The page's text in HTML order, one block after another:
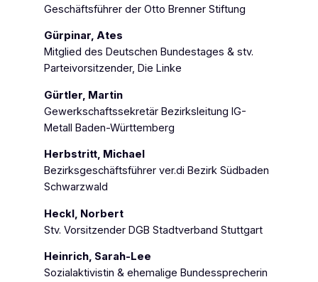
Geschäftsführer der Otto Brenner Stiftung
Gürpinar, Ates
Mitglied des Deutschen Bundestages & stv.
Parteivorsitzender, Die Linke
Gürtler, Martin
Gewerkschaftssekretär Bezirksleitung IG-
Metall Baden-Württemberg
Herbstritt, Michael
Bezirksgeschäftsführer ver.di Bezirk Südbaden
Schwarzwald
Heckl, Norbert
Stv. Vorsitzender DGB Stadtverband Stuttgart
Heinrich, Sarah-Lee
Sozialaktivistin & ehemalige Bundessprecherin